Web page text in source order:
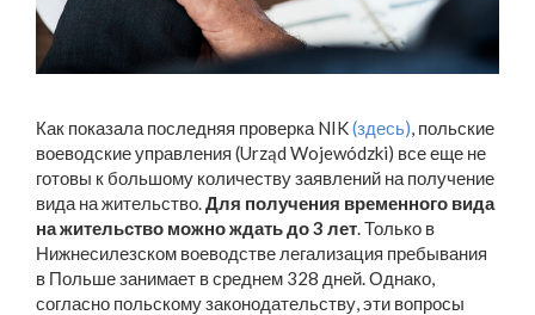
Как показала последняя проверка NIK(здесь), польские
воеводские управления (Urząd Wojewódzki) все еще не
готовы к большому количеству заявлений на получение
вида на жительство.Для получения временного вида
на жительство можно ждать до 3 лет. Только в
Нижнесилезском воеводстве легализация пребывания
в Польше занимает в среднем 328 дней. Однако,
согласно польскому законодательству, эти вопросы